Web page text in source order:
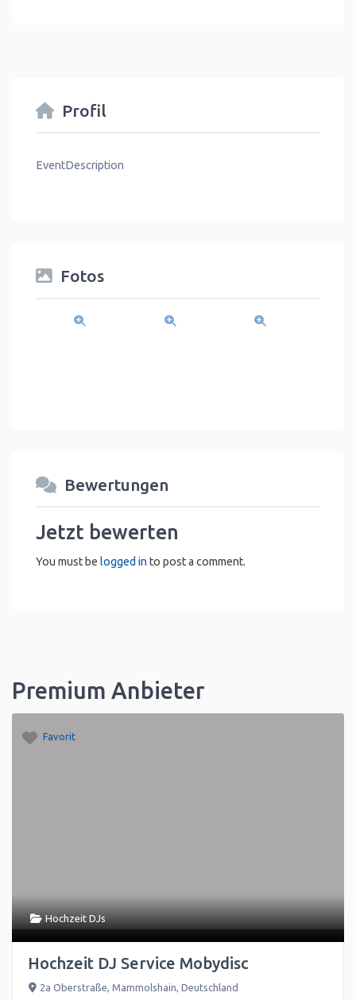
Profil
EventDescription
Fotos
Bewertungen
Jetzt bewerten
You must be logged into post a comment.
Premium Anbieter
Favorit
Hochzeit DJs
Hochzeit DJ Service Mobydisc
2a Oberstraße, Mammolshain, Deutschland